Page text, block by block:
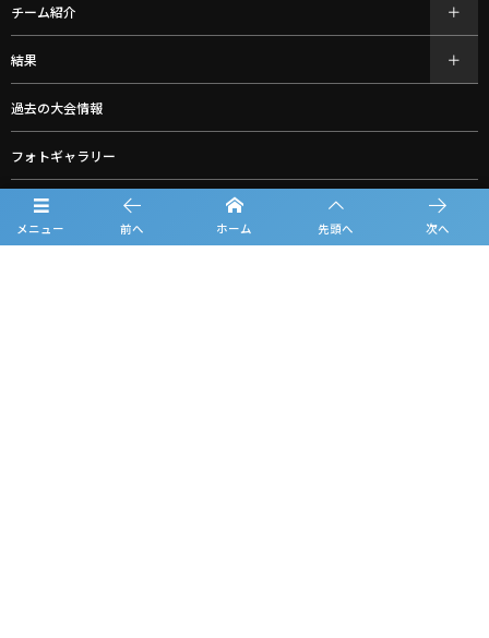
メニュー 前へ ホーム 先頭へ 次へ
チーム紹介
結果
過去の大会情報
フォトギャラリー
お知らせ
ルーキーリーグ一覧